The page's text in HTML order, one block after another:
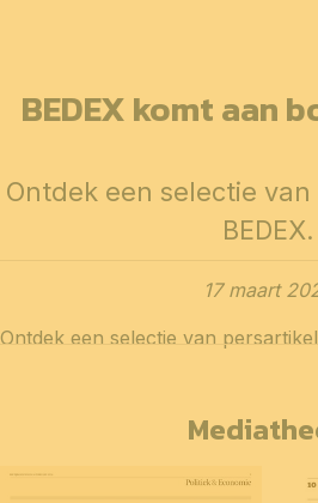
BEDEX komt aan
Ontdek een selectie
BEDEX.
17 maart
Ontdek een selectie van